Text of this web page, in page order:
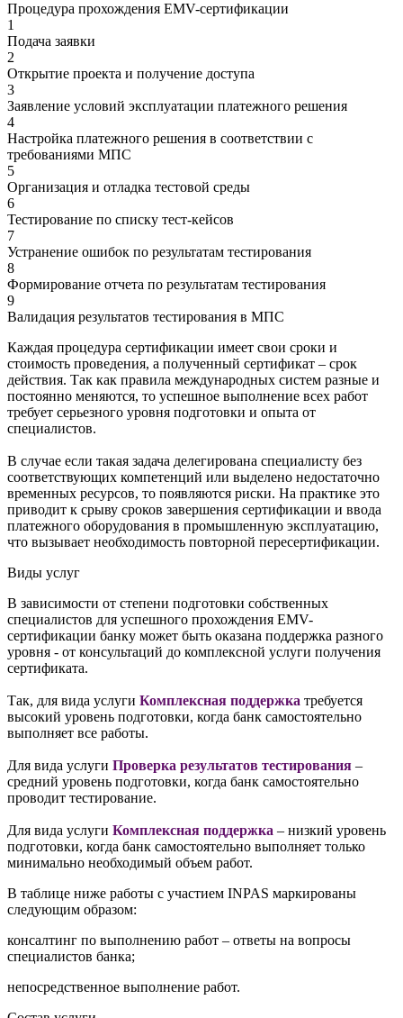
Процедура прохождения EMV-сертификации
1
Подача заявки
2
Открытие проекта и получение доступа
3
Заявление условий эксплуатации платежного решения
4
Настройка платежного решения в соответствии с
требованиями МПС
5
Организация и отладка тестовой среды
6
Тестирование по списку тест-кейсов
7
Устранение ошибок по результатам тестирования
8
Формирование отчета по результатам тестирования
9
Валидация результатов тестирования в МПС
Каждая процедура сертификации имеет свои сроки и
стоимость проведения, а полученный сертификат – срок
действия. Так как правила международных систем разные и
постоянно меняются, то успешное выполнение всех работ
требует серьезного уровня подготовки и опыта от
специалистов.
В случае если такая задача делегирована специалисту без
соответствующих компетенций или выделено недостаточно
временных ресурсов, то появляются риски. На практике это
приводит к срыву сроков завершения сертификации и ввода
платежного оборудования в промышленную эксплуатацию,
что вызывает необходимость повторной пересертификации.
Виды услуг
В зависимости от степени подготовки собственных
специалистов для успешного прохождения EMV-
сертификации банку может быть оказана поддержка разного
уровня - от консультаций до комплексной услуги получения
сертификата.
Так, для вида услуги Комплексная поддержка требуется
высокий уровень подготовки, когда банк самостоятельно
выполняет все работы.
Для вида услуги Проверка результатов тестирования –
средний уровень подготовки, когда банк самостоятельно
проводит тестирование.
Для вида услуги Комплексная поддержка – низкий уровень
подготовки, когда банк самостоятельно выполняет только
минимально необходимый объем работ.
В таблице ниже работы с участием INPAS маркированы
следующим образом:
консалтинг по выполнению работ – ответы на вопросы
специалистов банка;
непосредственное выполнение работ.